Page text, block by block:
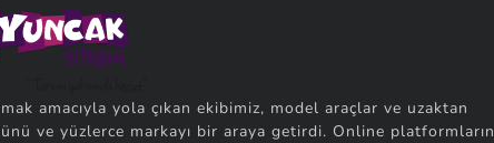
amacıyla yola çıkan ekibimiz, model araçlar ve uzaktan
ve yüzlerce markayı bir araya getirdi. Online platformların